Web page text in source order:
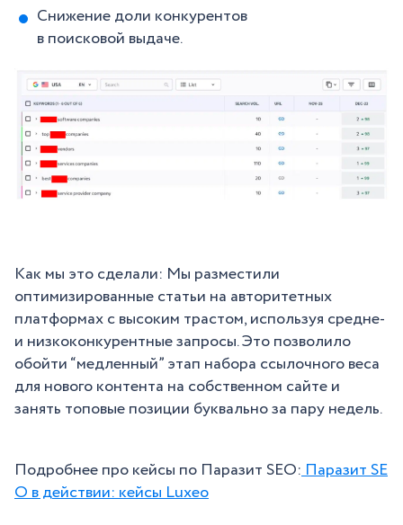
Снижение доли конкурентов
в поисковой выдаче.
Как мы это сделали: Мы разместили
оптимизированные статьи на авторитетных
платформах с высоким трастом, используя средне-
и низкоконкурентные запросы. Это позволило
обойти “медленный” этап набора ссылочного веса
для нового контента на собственном сайте и
занять топовые позиции буквально за пару недель.
Подробнее про кейсы по Паразит SEO:Паразит SE
O в действии: кейсы Luxeo